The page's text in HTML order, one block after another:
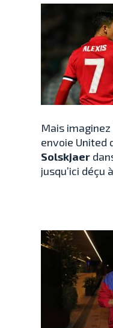
Mais
envoie United
Solskjaer
jusqu’ici déçu